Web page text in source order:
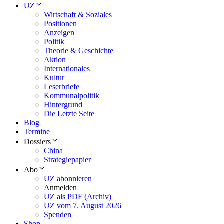
UZ
Wirtschaft & Soziales
Positionen
Anzeigen
Politik
Theorie & Geschichte
Aktion
Internationales
Kultur
Leserbriefe
Kommunalpolitik
Hintergrund
Die Letzte Seite
Blog
Termine
Dossiers
China
Strategiepapier
Abo
UZ abonnieren
Anmelden
UZ als PDF (Archiv)
UZ vom 7. August 2026
Spenden